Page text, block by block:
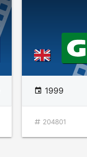
1999
204801